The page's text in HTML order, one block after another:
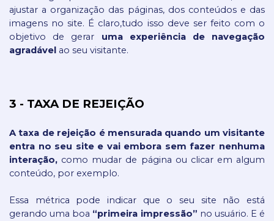
ajustar a organização das páginas, dos conteúdos e das
imagens no site. É claro,tudo isso deve ser feito com o
objetivo de gerar uma experiência de navegação
agradável ao seu visitante.
3 - TAXA DE REJEIÇÃO
A taxa de rejeição é mensurada quando um visitante
entra no seu site e vai embora sem fazer nenhuma
interação, como mudar de página ou clicar em algum
conteúdo, por exemplo.
Essa métrica pode indicar que o seu site não está
gerando uma boa “primeira impressão” no usuário. E é